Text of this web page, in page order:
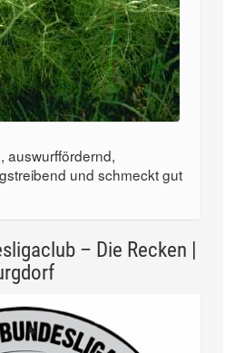
auswurffördernd,
und schmeckt gut
– Die Recken |